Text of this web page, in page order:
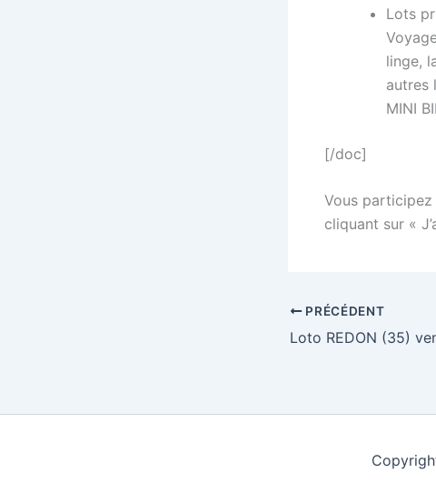
Lots
linge,
autres
MINI
[/doc]
Vous participez
cliquant sur «
PRÉCÉDENT